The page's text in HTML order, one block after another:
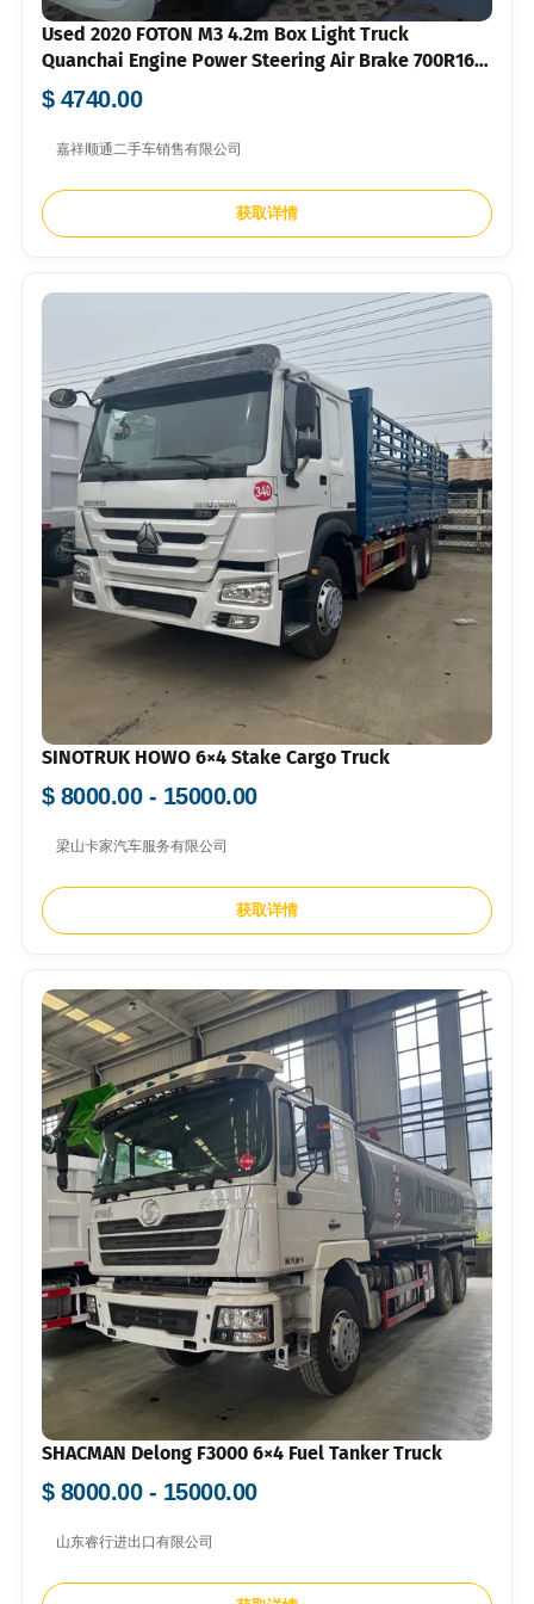
Used 2020 FOTON M3 4.2m Box Light Truck
Quanchai Engine Power Steering Air Brake 700R16
Tyres For City Fresh Goods Logistics Distribution
Bulk Export FOB USD Price Available
$ 4740.00
嘉祥顺通二手车销售有限公司
获取详情
SINOTRUK HOWO 6×4 Stake Cargo Truck
$ 8000.00 - 15000.00
梁山卡家汽车服务有限公司
获取详情
SHACMAN Delong F3000 6×4 Fuel Tanker Truck
$ 8000.00 - 15000.00
山东睿行进出口有限公司